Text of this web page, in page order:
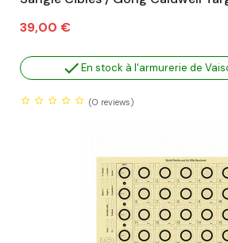
Prix
39,00 €
En stock à l'armurerie de
(0 reviews)